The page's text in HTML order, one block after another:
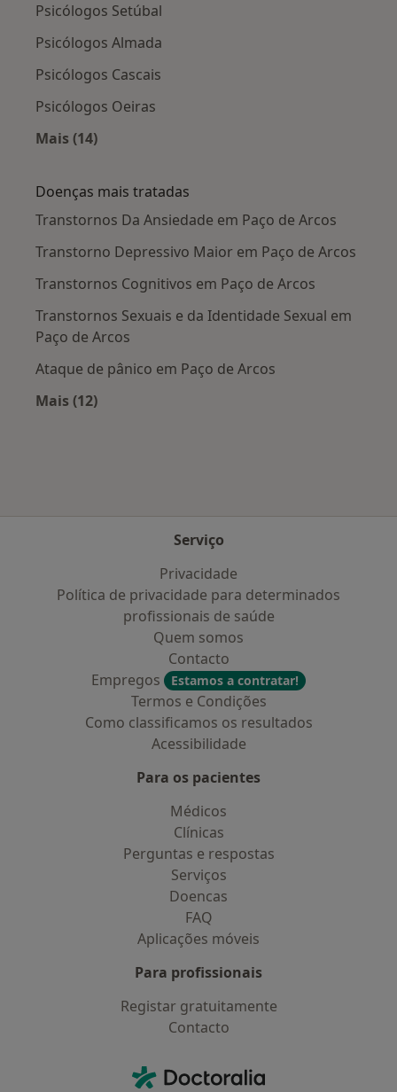
Psicólogos Setúbal
Psicólogos Almada
Psicólogos Cascais
Psicólogos Oeiras
Mais (14)
Doenças mais tratadas
Transtornos Da Ansiedade em Paço de Arcos
Transtorno Depressivo Maior em Paço de Arcos
Transtornos Cognitivos em Paço de Arcos
Transtornos Sexuais e da Identidade Sexual em
Paço de Arcos
Ataque de pânico em Paço de Arcos
Mais (12)
Serviço
Privacidade
Política de privacidade para determinados
profissionais de saúde
Quem somos
Contacto
Empregos
Estamos a contratar!
Termos e Condições
Como classificamos os resultados
Acessibilidade
Para os pacientes
Médicos
Clínicas
Perguntas e respostas
Serviços
Doencas
FAQ
Aplicações móveis
Para profissionais
Registar gratuitamente
Contacto
Doctoralia - Homepage